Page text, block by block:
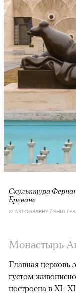
Скульптура
Ереване
© ARTOGRAPHY /
Монастырь
Главная церковь
густом
построена в